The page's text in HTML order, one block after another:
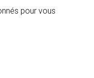
pour vous